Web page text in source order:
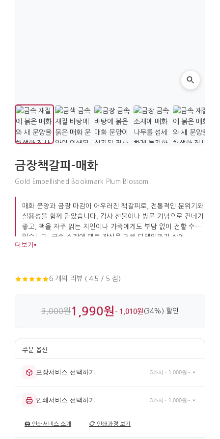
금장책갈피-매화
Gold Embellished Bookmark Plum Blossom
매화 문양과 금장 마감이 어우러진 책갈피로, 전통적인 분위기와
실용성을 함께 담았습니다. 감사 선물이나 방문 기념으로 건네기
좋고, 책을 자주 읽는 지인이나 가족에게도 부담 없이 전할 수
있습니다. 금속 소재에 매듭 장식을 더해 디테일까지 살아
있습니다.
더보기 ▾
6 개의 리뷰 ( 4.5 / 5 점)
3,000원1,990원- 1,010원 (34%) 할인
포장서비스 선택하기 3가지 · 1,000원~
인쇄서비스 선택하기 3가지 · 1,000원~
🖨️ 인쇄서비스 소개 📋 인쇄과정 보기